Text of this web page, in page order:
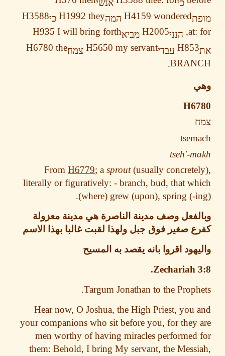
כי אנשׁי
H4159wondered המה H1992they כיH3588
הנניH2005 מביא H935I will bring forth
עבדי H5650my servant צמח H6780the
tseh'-
FromH6779; asprout(usually
literally or figuratively: - branch, bud, that
(where) grew (upon), spring (-
وصف مدينة الناصرة هي مدينة معزولة
صغير فوق جبل ولهذا لقبت غالبا بهذا الاسم
اقروا بانه يقصد به المسيح
Zechariah
Targum Jonathan to the
Hear now, O Joshua, the High Priest, you
your companions who sit before you, for they
men worthy of having miracles
them: Behold, I bring My servant, the